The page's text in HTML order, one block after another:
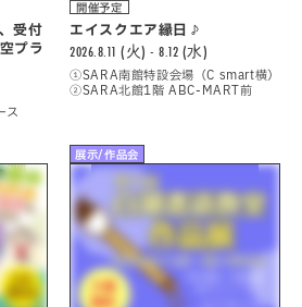
受付
プラ
ス
開催予定
エイスクエア縁日♪
2026.8.11 (火) - 8.12 (水)
①SARA南館特設会場（C smart横）
②SARA北館1階 ABC-MART前
展示/作品会